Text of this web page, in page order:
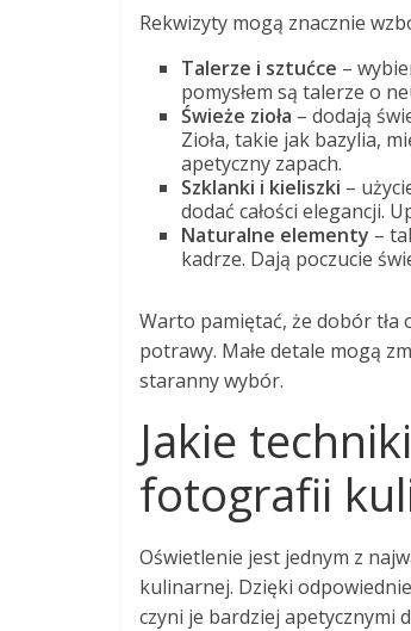
Rekwizyty mogą znacznie
Talerze i sztućce –
pomysłem są talerze o
Świeże zioła – dodają
Zioła, takie jak bazylia,
apetyczny zapach.
Szklanki i kieliszki –
dodać całości elegancji.
Naturalne elementy –
kadrze. Dają poczucie
Warto pamiętać, że dobór
potrawy. Małe detale mogą
staranny wybór.
Jakie
fotografii
Oświetlenie jest jednym z
kulinarnej. Dzięki
czyni je bardziej apetycznymi